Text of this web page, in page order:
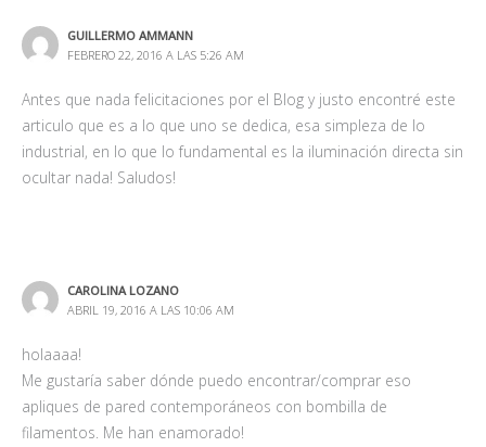
GUILLERMO AMMANN
FEBRERO 22, 2016 A LAS 5:26 AM
Antes que nada felicitaciones por el Blog y justo encontré este
articulo que es a lo que uno se dedica, esa simpleza de lo
industrial, en lo que lo fundamental es la iluminación directa sin
ocultar nada! Saludos!
CAROLINA LOZANO
ABRIL 19, 2016 A LAS 10:06 AM
holaaaa!
Me gustaría saber dónde puedo encontrar/comprar eso
apliques de pared contemporáneos con bombilla de
filamentos. Me han enamorado!